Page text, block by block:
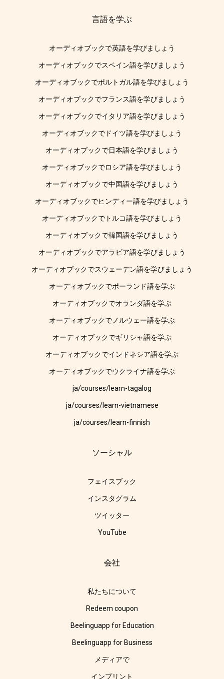
言語を学ぶ
オーディオブックで英語を学びましょう
オーディオブックでスペイン語を学びましょう
オーディオブックでポルトガル語を学びましょう
オーディオブックでフランス語を学びましょう
オーディオブックでイタリア語を学びましょう
オーディオブックでドイツ語を学びましょう
オーディオブックで日本語を学びましょう
オーディオブックでロシア語を学びましょう
オーディオブックで中国語を学びましょう
オーディオブックでヒンディー語を学びましょう
オーディオブックでトルコ語を学びましょう
オーディオブックで韓国語を学びましょう
オーディオブックでアラビア語を学びましょう
オーディオブックでスウェーデン語を学びましょう
オーディオブックでポーランド語を学ぶ
オーディオブックでオランダ語を学ぶ
オーディオブックでノルウェー語を学ぶ
オーディオブックでギリシャ語を学ぶ
オーディオブックでインドネシア語を学ぶ
オーディオブックでウクライナ語を学ぶ
ja/courses/learn-tagalog
ja/courses/learn-vietnamese
ja/courses/learn-finnish
ソーシャル
フェイスブック
インスタグラム
ツイッター
YouTube
会社
私たちについて
Redeem coupon
Beelinguapp for Education
Beelinguapp for Business
メディアで
インプリント